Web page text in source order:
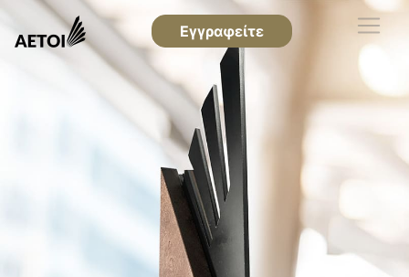
Εγγραφείτε